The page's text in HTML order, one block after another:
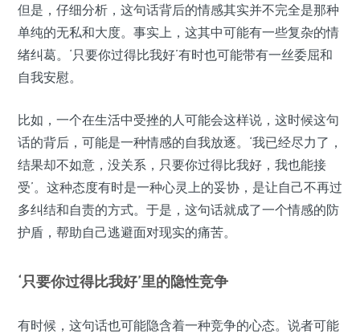
但是，仔细分析，这句话背后的情感其实并不完全是那种
单纯的无私和大度。事实上，这其中可能有一些复杂的情
绪纠葛。‘只要你过得比我好’有时也可能带有一丝委屈和
自我安慰。
比如，一个在生活中受挫的人可能会这样说，这时候这句
话的背后，可能是一种情感的自我放逐。‘我已经尽力了，
结果却不如意，没关系，只要你过得比我好，我也能接
受’。这种态度有时是一种心灵上的妥协，是让自己不再过
多纠结和自责的方式。于是，这句话就成了一个情感的防
护盾，帮助自己逃避面对现实的痛苦。
‘只要你过得比我好’里的隐性竞争
有时候，这句话也可能隐含着一种竞争的心态。说者可能